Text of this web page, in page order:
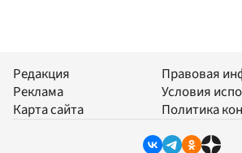
Редакция
Реклама
Карта сайта
Правовая
Условия
Политика